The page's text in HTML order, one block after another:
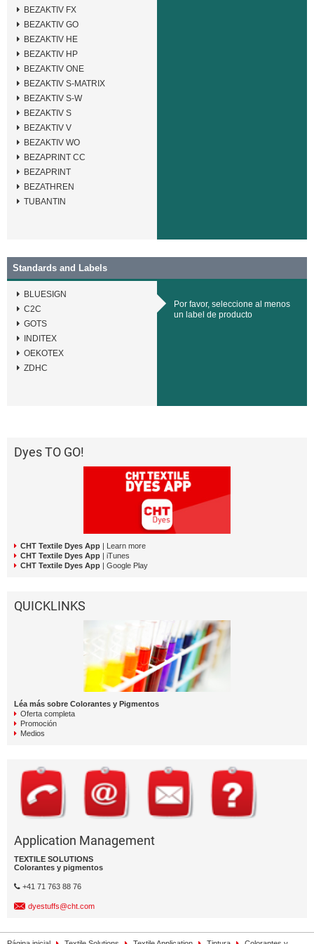
BEZAKTIV FX
BEZAKTIV GO
BEZAKTIV HE
BEZAKTIV HP
BEZAKTIV ONE
BEZAKTIV S-MATRIX
BEZAKTIV S-W
BEZAKTIV S
BEZAKTIV V
BEZAKTIV WO
BEZAPRINT CC
BEZAPRINT
BEZATHREN
TUBANTIN
Standards and Labels
BLUESIGN
C2C
GOTS
INDITEX
OEKOTEX
ZDHC
Por favor, seleccione al menos
un label de producto
Dyes TO GO!
CHT Textile Dyes App | Learn more
CHT Textile Dyes App | iTunes
CHT Textile Dyes App | Google Play
QUICKLINKS
Léa más sobre Colorantes y Pigmentos
Oferta completa
Promoción
Medios
Application Management
TEXTILE SOLUTIONS
Colorantes y pigmentos
+41 71 763 88 76
dyestuffs@cht.com